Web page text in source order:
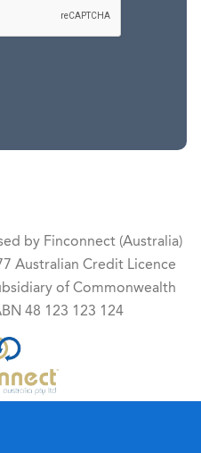
by Finconnect (Australia)
Australian Credit Licence
of Commonwealth
48 123 123 124